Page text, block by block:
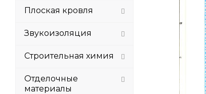
Плоская кровля
Звукоизоляция
Строительная химия
Отделочные
материалы